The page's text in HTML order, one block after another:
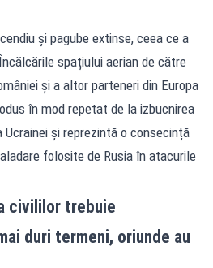
și pagube extinse, ceea ce a
spațiului aerian de către
și a altor parteneri din Europa
în mod repetat de la izbucnirea
Ucrainei și reprezintă o consecință
folosite de Rusia în atacurile
civililor trebuie
duri termeni, oriunde au